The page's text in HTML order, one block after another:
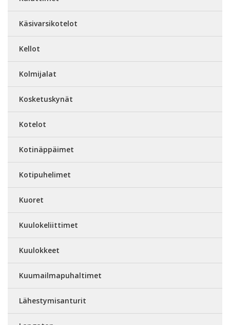
Käsivarsikotelot
Kellot
Kolmijalat
Kosketuskynät
Kotelot
Kotinäppäimet
Kotipuhelimet
Kuoret
Kuulokeliittimet
Kuulokkeet
Kuumailmapuhaltimet
Lähestymisanturit